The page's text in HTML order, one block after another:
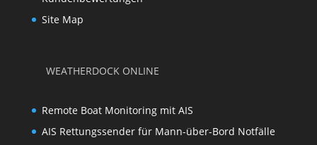
Site Map
WEATHERDOCK ONLINE
Remote Boat Monitoring mit AIS
AIS Rettungssender für Mann-über-Bord Notfälle